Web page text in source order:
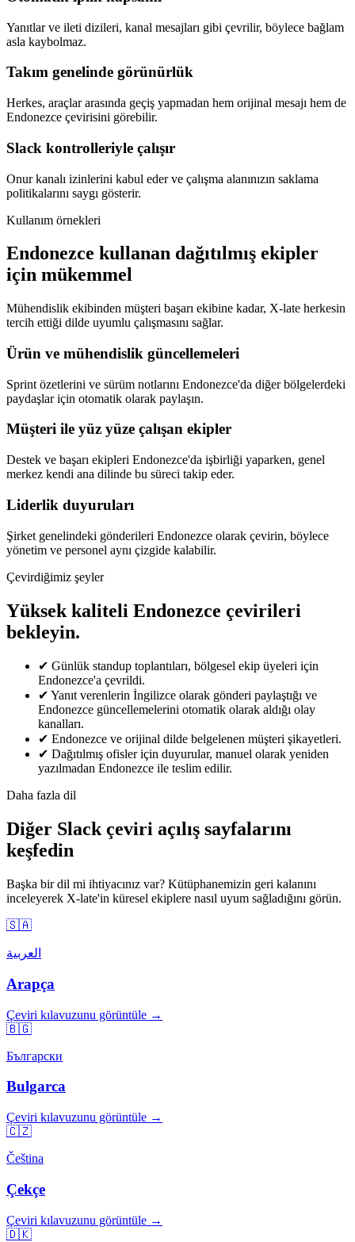
Yanıtlar ve ileti dizileri, kanal mesajları gibi çevrilir, böylece bağlam
asla kaybolmaz.
Takım genelinde görünürlük
Herkes, araçlar arasında geçiş yapmadan hem orijinal mesajı hem de
Endonezce çevirisini görebilir.
Slack kontrolleriyle çalışır
Onur kanalı izinlerini kabul eder ve çalışma alanınızın saklama
politikalarını saygı gösterir.
Kullanım örnekleri
Endonezce kullanan dağıtılmış ekipler
için mükemmel
Mühendislik ekibinden müşteri başarı ekibine kadar, X-late herkesin
tercih ettiği dilde uyumlu çalışmasını sağlar.
Ürün ve mühendislik güncellemeleri
Sprint özetlerini ve sürüm notlarını Endonezce'da diğer bölgelerdeki
paydaşlar için otomatik olarak paylaşın.
Müşteri ile yüz yüze çalışan ekipler
Destek ve başarı ekipleri Endonezce'da işbirliği yaparken, genel
merkez kendi ana dilinde bu süreci takip eder.
Liderlik duyuruları
Şirket genelindeki gönderileri Endonezce olarak çevirin, böylece
yönetim ve personel aynı çizgide kalabilir.
Çevirdiğimiz şeyler
Yüksek kaliteli Endonezce çevirileri
bekleyin.
✔ Günlük standup toplantıları, bölgesel ekip üyeleri için
Endonezce'a çevrildi.
✔ Yanıt verenlerin İngilizce olarak gönderi paylaştığı ve
Endonezce güncellemelerini otomatik olarak aldığı olay
kanalları.
✔ Endonezce ve orijinal dilde belgelenen müşteri şikayetleri.
✔ Dağıtılmış ofisler için duyurular, manuel olarak yeniden
yazılmadan Endonezce ile teslim edilir.
Daha fazla dil
Diğer Slack çeviri açılış sayfalarını
keşfedin
Başka bir dil mi ihtiyacınız var? Kütüphanemizin geri kalanını
inceleyerek X-late'in küresel ekiplere nasıl uyum sağladığını görün.
🇸🇦
العربية
Arapça
Çeviri kılavuzunu görüntüle →
🇧🇬
Български
Bulgarca
Çeviri kılavuzunu görüntüle →
🇨🇿
Čeština
Çekçe
Çeviri kılavuzunu görüntüle →
🇩🇰